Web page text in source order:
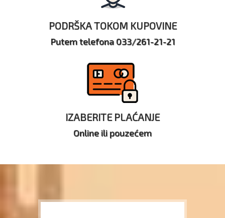
PODRŠKA TOKOM KUPOVINE
Putem telefona 033/261-21-21
IZABERITE PLAĆANJE
Online ili pouzećem